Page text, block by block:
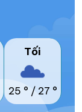
Tối
25 ° / 27 °